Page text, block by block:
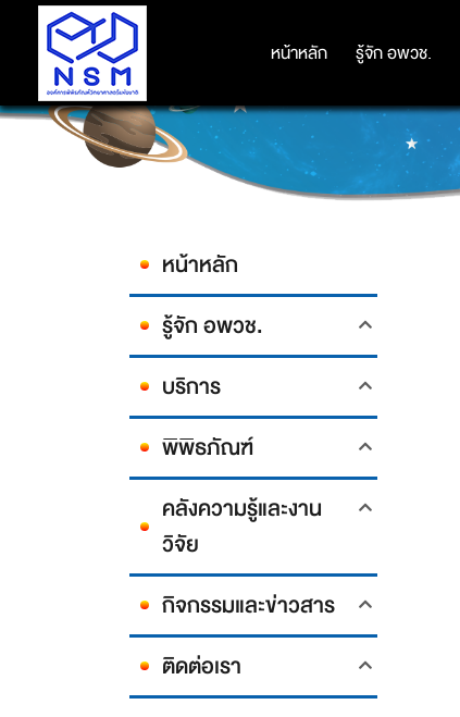
หน้าหลัก รู้จัก อพวช.
หน้าหลัก รู้จัก อพวช.
หน้าหลัก
รู้จัก อพวช.
บริการ
พิพิธภัณฑ์
คลังความรู้และงาน
วิจัย
กิจกรรมและข่าวสาร
ติดต่อเรา